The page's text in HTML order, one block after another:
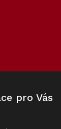
pro Vás